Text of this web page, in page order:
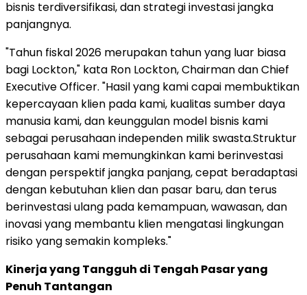
bisnis terdiversifikasi, dan strategi investasi jangka
panjangnya.
"Tahun fiskal 2026 merupakan tahun yang luar biasa
bagi Lockton," kata Ron Lockton, Chairman dan Chief
Executive Officer. "Hasil yang kami capai membuktikan
kepercayaan klien pada kami, kualitas sumber daya
manusia kami, dan keunggulan model bisnis kami
sebagai perusahaan independen milik swasta.Struktur
perusahaan kami memungkinkan kami berinvestasi
dengan perspektif jangka panjang, cepat beradaptasi
dengan kebutuhan klien dan pasar baru, dan terus
berinvestasi ulang pada kemampuan, wawasan, dan
inovasi yang membantu klien mengatasi lingkungan
risiko yang semakin kompleks."
Kinerja yang Tangguh di Tengah Pasar yang
Penuh Tantangan